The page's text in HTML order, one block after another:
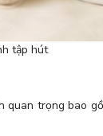
tập hút
trọng bao